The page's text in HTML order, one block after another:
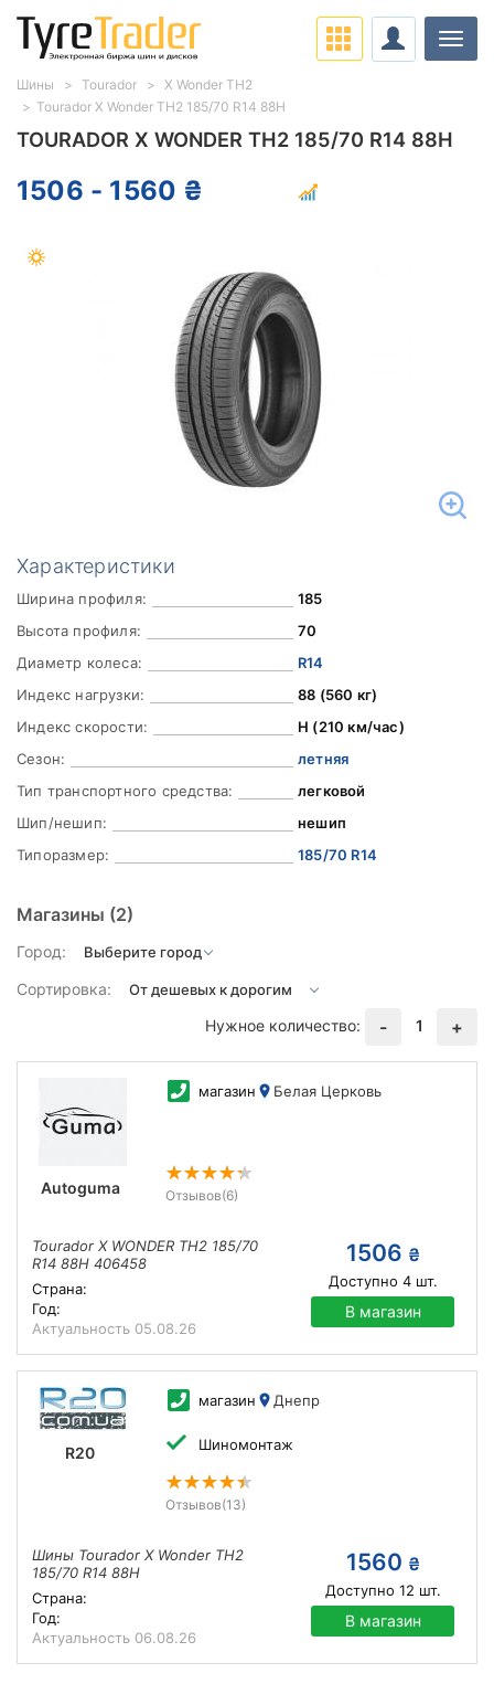
TOURADOR X WONDER TH2 185/70 R14 88H
1506 - 1560 ₴
Характеристики
Ширина профиля:
185
Высота профиля:
70
Диаметр колеса:
R14
Индекс нагрузки:
88 (560 кг)
Индекс скорости:
H (210 км/час)
Сезон:
летняя
Тип транспортного средства:
легковой
Шип/нешип:
нешип
Типоразмер:
185/70 R14
Магазины (2)
Город:
Сортировка:
Нужное количество:
- 1 +
Autoguma
магазин Белая Церковь
Отзывов(6)
Tourador X WONDER TH2 185/70
R14 88H 406458
Страна:
Год:
Актуальность 05.08.26
1506 ₴
Доступно 4шт.
В магазин
R20
магазин Днепр
Шиномонтаж
Отзывов(13)
Шины Tourador X Wonder TH2
185/70 R14 88H
Страна:
Год:
Актуальность 06.08.26
1560 ₴
Доступно 12 шт.
В магазин
Шины Tourador
X Wonder TH2
Tourador X Wonder TH2 185/70 R14 88H